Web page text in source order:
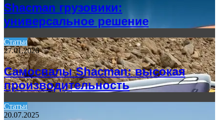
Shacman грузовики:
универсальное решение
Статьи
27.01.2026
Самосвалы Shacman: высокая
производительность
Статьи
20.07.2025